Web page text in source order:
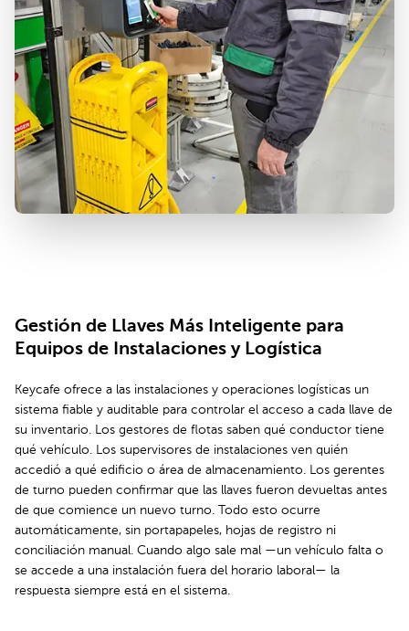
Gestión de Llaves Más Inteligente para
Equipos de Instalaciones y Logística
Keycafe ofrece a las instalaciones y operaciones logísticas un
sistema fiable y auditable para controlar el acceso a cada llave de
su inventario. Los gestores de flotas saben qué conductor tiene
qué vehículo. Los supervisores de instalaciones ven quién
accedió a qué edificio o área de almacenamiento. Los gerentes
de turno pueden confirmar que las llaves fueron devueltas antes
de que comience un nuevo turno. Todo esto ocurre
automáticamente, sin portapapeles, hojas de registro ni
conciliación manual. Cuando algo sale mal —un vehículo falta o
se accede a una instalación fuera del horario laboral— la
respuesta siempre está en el sistema.